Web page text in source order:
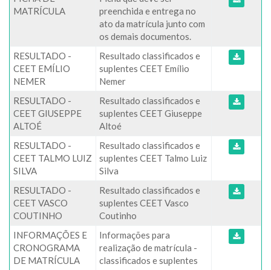
MATRÍCULA
preenchida e entrega no
ato da matrícula junto com
os demais documentos.
RESULTADO -
CEET EMÍLIO
NEMER
Resultado classificados e
suplentes CEET Emílio
Nemer
RESULTADO -
CEET GIUSEPPE
ALTOÉ
Resultado classificados e
suplentes CEET Giuseppe
Altoé
RESULTADO -
CEET TALMO LUIZ
SILVA
Resultado classificados e
suplentes CEET Talmo Luiz
Silva
RESULTADO -
CEET VASCO
COUTINHO
Resultado classificados e
suplentes CEET Vasco
Coutinho
INFORMAÇÕES E
CRONOGRAMA
DE MATRÍCULA
Informações para
realização de matrícula -
classificados e suplentes